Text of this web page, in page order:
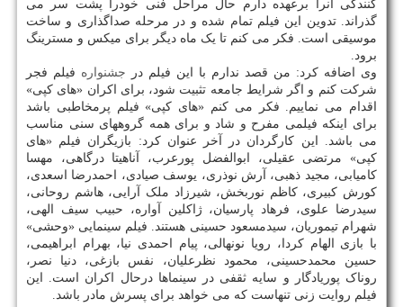
کنندگی آنرا برعهده دارم حال مراحل فنی خودرا پشت سر می
گذراند. تدوین این فیلم تمام شده و در مرحله صداگذاری و ساخت
موسیقی است. فکر می کنم تا یک ماه دیگر برای میکس و مسترینگ
برود.
وی اضافه کرد: من قصد ندارم با این فیلم در جشنواره فیلم فجر
شرکت کنم و اگر شرایط جامعه تثبیت شود، برای اکران «های کپی»
اقدام می نماییم. فکر می کنم «های کپی» فیلم پرمخاطبی باشد
برای اینکه فیلمی مفرح و شاد و برای همه گروههای سنی مناسب
می باشد. این کارگردان در آخر عنوان کرد: ﺑﺎزﯾﮕﺮان ﻓﯿﻠﻢ «های
کپی» ﻣﺮﺗﻀﯽ ﻋﻘﯿﻠﯽ، اﺑﻮاﻟﻔﻀﻞ ﭘﻮرﻋﺮب، آﻧﺎﻫﯿﺘﺎ درﮔﺎﻫﯽ، ﻣﻬﺴﺎ
ﮐﺎﻣﯿﺎﺑﯽ، ﻣﺠﯿﺪ ذﻫﺒﯽ، آرش ﻧﻮذری، ﯾﻮﺳﻒ ﺻﯿﺎدی، اﺣﻤﺪرﺿﺎ اﺳﻌﺪی،
ﮐﻮرش ﮐﺒﯿﺮی، ﮐﺎﻇﻢ ﻧﻮرﺑﺨﺶ، ﺷﯿﺮزاد ﻣﻠﮏ آراﯾﯽ، ﻫﺎﺷﻢ روﺣﺎﻧﯽ،
ﺳﯿﺪرﺿﺎ ﻋﻠﻮی، ﻓﺮﻫﺎد ﭘﺎرﺳﯿﺎن، ژاﮐﻠﯿﻦ آواره، ﺣﺒﯿﺐ ﺳﯿﻒ الهی،
شهرام تیموریان، ﺳﯿﺪﻣﺴﻌﻮد ﺣﺴﯿﻨﯽ هستند. فیلم سینمایی «وحشی»
با بازی الهام کردا، رویا نونهالی، پیام احمدی نیا، بهرام ابراهیمی،
حسین محمدحسینی، محمود نظرعلیان، نفس بازغی، دنیا نصر،
روناک پوریادگار و سایه ثقفی در سینماها درحال اکران است. این
فیلم روایت زنی تنهاست که می خواهد برای پسرش مادر باشد.